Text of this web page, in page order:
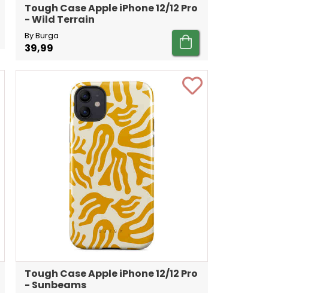
Tough Case Apple iPhone 12/12 Pro
- Wild Terrain
By Burga
39,99
Tough Case Apple iPhone 12/12 Pro
- Sunbeams